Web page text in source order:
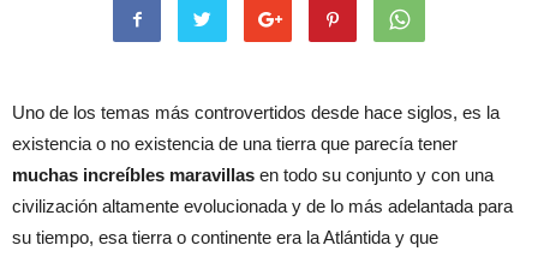
Uno de los temas más controvertidos desde hace siglos, es la
existencia o no existencia de una tierra que parecía tener
muchas increíbles maravillas en todo su conjunto y con una
civilización altamente evolucionada y de lo más adelantada para
su tiempo, esa tierra o continente era la Atlántida y que